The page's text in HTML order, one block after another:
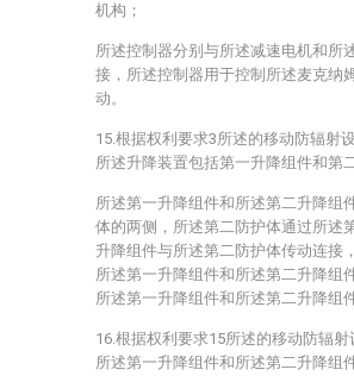
机构；
所述控制器分别与所述减速电机和所
接，所述控制器用于控制所述麦克纳
动。
15.根据权利要求3所述的移动防辐射
所述升降装置包括第一升降组件和第
所述第一升降组件和所述第二升降组
体的两侧，所述第二防护体通过所述
升降组件与所述第二防护体传动连接
所述第一升降组件和所述第二升降组
所述第一升降组件和所述第二升降组
16.根据权利要求15所述的移动防辐射
所述第一升降组件和所述第二升降组